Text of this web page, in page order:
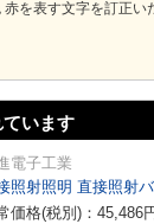
を表す文字を訂正い
います
電子工業
照射照明 直接照射
価格(税別)： 45,486